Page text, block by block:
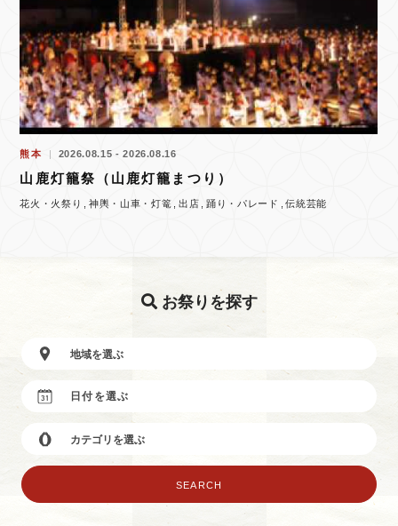
熊本 2026.08.15 - 2026.08.16
山鹿灯籠祭（山鹿灯籠まつり）
花火・火祭り 神輿・山車・灯篭 出店 踊り・パレード 伝統芸能
お祭りを探す